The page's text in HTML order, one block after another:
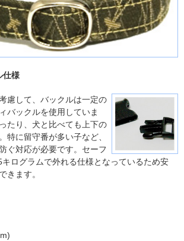
仕様
慮して、バックルは一定の
バックルを使用していま
たり、犬と比べても上下の
特に留守番が多い子など、
ぐ対応が必要です。セーフ
ログラムで外れる仕様となっているため安
きます。